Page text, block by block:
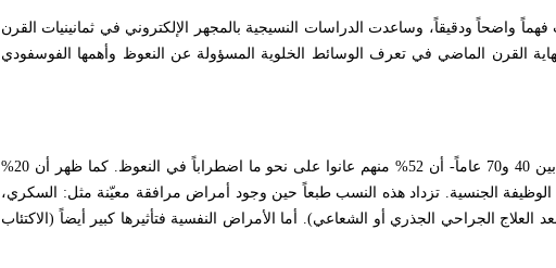
واضحاً ودقيقاً، وساعدت الدراسات النسيجية بالمجهر الإلكتروني في ثمانينيات القرن
القرن الماضي في تعرف الوسائط الخلوية المسؤولة عن النعوظ وأهمها الفوسفودي
كشفت الدراسات المجراة في الولايات المتحدة الأمريكية - على ذكور أعمارهم بين 40 و70 عاماً- أن 52% منهم عانوا على نحو ما اضطراباً في النعوظ. كما ظهر أن 20%
في حين عانى 33% منهم اضطراباً خفيفاً في الوظيفة الجنسية. تزداد هذه النسب طبعاً حين وجود أمراض مرافقة معيّنة مثل: السكري،
الجراحي الجذري أو الشعاعي). أما الأمراض النفسية فتأثيرها كبير أيضاً (الاكتئاب